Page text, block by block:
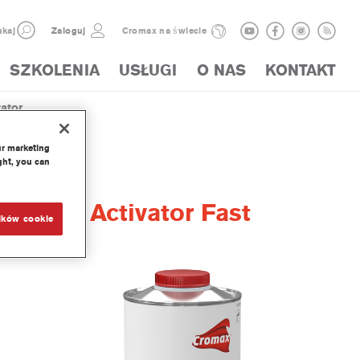
Zaloguj Cromax na świecie
SZKOLENIA USŁUGI O NAS KONTAKT
...
PUR Activator Fast
marketing
you can
cookie